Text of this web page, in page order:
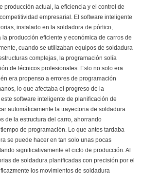
producción actual, la eficiencia y el control de
empresarial. El software inteligente
instalado en la soldadora de pórtico,
producción eficiente y económica de carros de
cuando se utilizaban equipos de soldadura
complejas, la programación solía
de técnicos profesionales. Esto no solo era
era propenso a errores de programación
lo que afectaba el progreso de la
software inteligente de planificación de
automáticamente la trayectoria de soldadura
de la estructura del carro, ahorrando
de programación. Lo que antes tardaba
se puede hacer en tan solo unas pocas
significativamente el ciclo de producción. Al
de soldadura planificadas con precisión por el
los movimientos de soldadura